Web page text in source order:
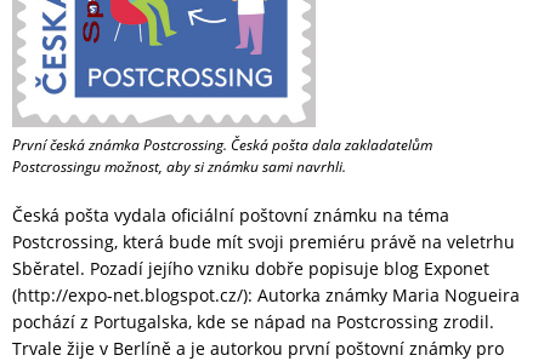
První česká známka Postcrossing. Česká pošta dala zakladatelům
Postcrossingu možnost, aby si známku sami navrhli.
Česká pošta vydala oficiální poštovní známku na téma
Postcrossing, která bude mít svoji premiéru právě na veletrhu
Sběratel. Pozadí jejího vzniku dobře popisuje blog Exponet
(http://expo-net.blogspot.cz/): Autorka známky Maria Nogueira
pochází z Portugalska, kde se nápad na Postcrossing zrodil.
Trvale žije v Berlíně a je autorkou první poštovní známky pro